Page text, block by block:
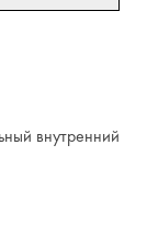
внутренний